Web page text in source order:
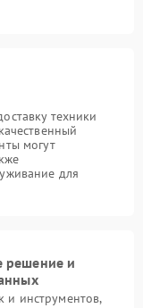
техники
могут
для
решение и
и инструментов,